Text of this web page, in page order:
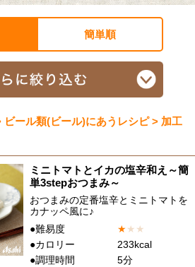
簡単順
ビール類(ビール)にあうレシピ > 加工
ミニトマトとイカの塩辛和え～簡
単3stepおつまみ～
おつまみの定番塩辛とミニトマトを
カナッペ風に♪
●難易度
★★ ★
●カロリー
233kcal
●調理時間
5分